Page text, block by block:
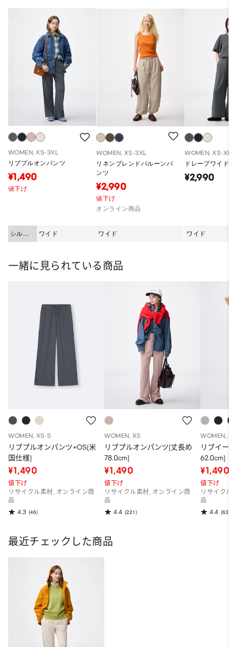
WOMEN, XS-3XL
リブプルオンパンツ
¥1,490
値下げ
シルエ
ット
ワイド
WOMEN, XS-3XL
リネンブレンドバルーンパ
ンツ
¥2,990
値下げ
オンライン商品
ワイド
WOMEN, XS-
ドレープワイ
¥2,990
ワイド
一緒に見られている商品
WOMEN, XS-S
リブプルオンパンツ+OS(米
国仕様)
¥1,490
値下げ
リサイクル素材, オンライン商
品
4.3 (46)
WOMEN, XS
リブプルオンパンツ(丈長め
78.0cm)
¥1,490
値下げ
リサイクル素材, オンライン商
品
4.4 (221)
WOMEN,
リブイ
62.0cm)
値下げ
リサイク
品
4.4
最近チェックした商品